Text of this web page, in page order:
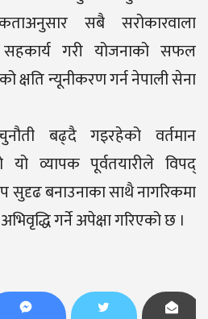
सबै सरोकारवाला
गरी योजनाको सफल
क्षति न्यूनीकरण गर्न नेपाली सेना
बढ्दै गइरहेको वर्तमान
व्यापक पूर्वतयारीले विपद्
सुदृढ बनाउनाका साथै नागरिकमा
गर्ने अपेक्षा गरिएको छ ।